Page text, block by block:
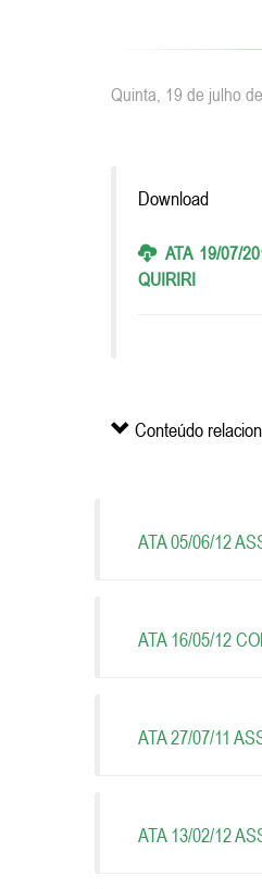
Quinta, 19 de julho
Download
ATA 19/07/
QUIRIRI
Conteúdo
ATA 05/06/12
ATA 16/05/12
ATA 27/07/11
ATA 13/02/12